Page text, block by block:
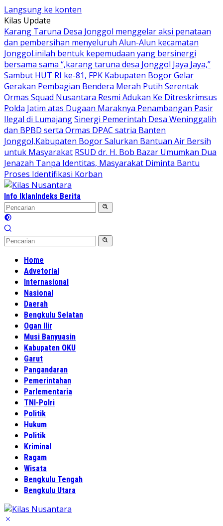
Langsung ke konten
Kilas Update
Karang Taruna Desa Jonggol menggelar aksi penataan
dan pembersihan menyeluruh Alun-Alun kecamatan
Jonggol.inilah bentuk kepemudaan yang bersinergi
bersama sama “,karang taruna desa Jonggol Jaya Jaya,”
Sambut HUT RI ke-81, FPK Kabupaten Bogor Gelar
Gerakan Pembagian Bendera Merah Putih Serentak
Ormas Squad Nusantara Resmi Adukan Ke Ditreskrimsus
Polda Jatim atas Dugaan Maraknya Penambangan Pasir
Ilegal di LumajangSinergi Pemerintah Desa Weninggalih
dan BPBD serta Ormas DPAC satria Banten
Jonggol,Kabupaten Bogor Salurkan Bantuan Air Bersih
untuk Masyarakat RSUD dr. H. Bob Bazar Umumkan Dua
Jenazah Tanpa Identitas, Masyarakat Diminta Bantu
Proses Identifikasi Korban
Info IklanIndeks Berita
Home
Advetorial
Internasional
Nasional
Daerah
Bengkulu Selatan
Ogan Ilir
Musi Banyuasin
Kabupaten OKU
Garut
Pangandaran
Pemerintahan
Parlementaria
TNI-Polri
Politik
Hukum
Politik
Kriminal
Ragam
Wisata
Bengkulu Tengah
Bengkulu Utara